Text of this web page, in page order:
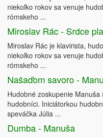
niekoľko rokov sa venuje
rómskeho ...
Miroslav Rác - Srdce
Miroslav Rác je klavirista,
niekoľko rokov sa venuje
rómskeho ...
Našaďom savoro -
Hudobné zoskupenie
hudobníci. Iniciátorkou
speváčka Júlia ...
Dumba - Manuša